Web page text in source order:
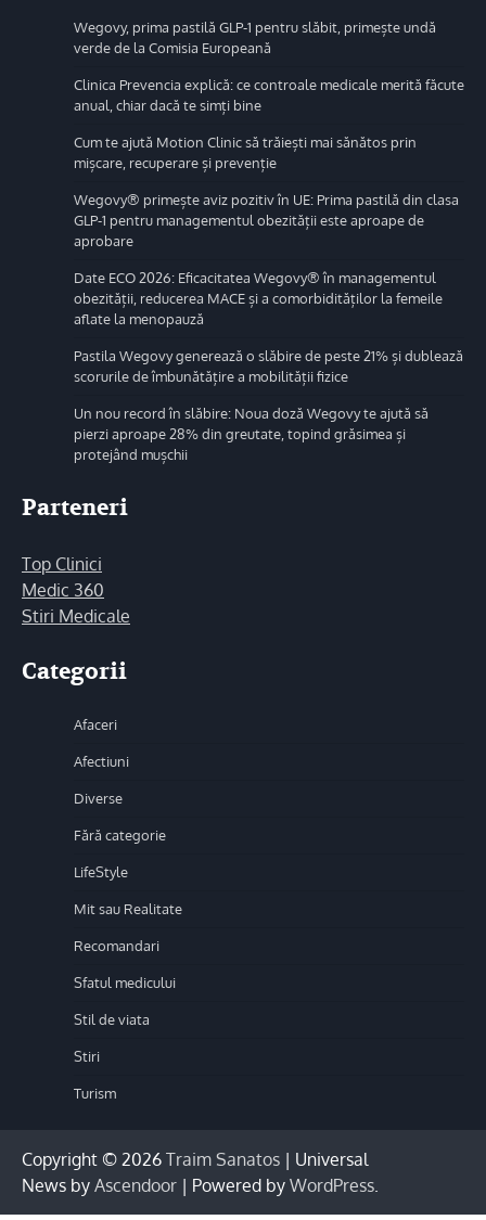
Wegovy, prima pastilă GLP-1 pentru slăbit, primește undă
verde de la Comisia Europeană
Clinica Prevencia explică: ce controale medicale merită făcute
anual, chiar dacă te simți bine
Cum te ajută Motion Clinic să trăiești mai sănătos prin
mișcare, recuperare și prevenție
Wegovy® primește aviz pozitiv în UE: Prima pastilă din clasa
GLP-1 pentru managementul obezității este aproape de
aprobare
Date ECO 2026: Eficacitatea Wegovy® în managementul
obezității, reducerea MACE și a comorbidităților la femeile
aflate la menopauză
Pastila Wegovy generează o slăbire de peste 21% și dublează
scorurile de îmbunătățire a mobilității fizice
Un nou record în slăbire: Noua doză Wegovy te ajută să
pierzi aproape 28% din greutate, topind grăsimea și
protejând mușchii
Parteneri
Top Clinici
Medic 360
Stiri Medicale
Categorii
Afaceri
Afectiuni
Diverse
Fără categorie
LifeStyle
Mit sau Realitate
Recomandari
Sfatul medicului
Stil de viata
Stiri
Turism
Copyright © 2026 Traim Sanatos | Universal
News by Ascendoor | Powered by WordPress